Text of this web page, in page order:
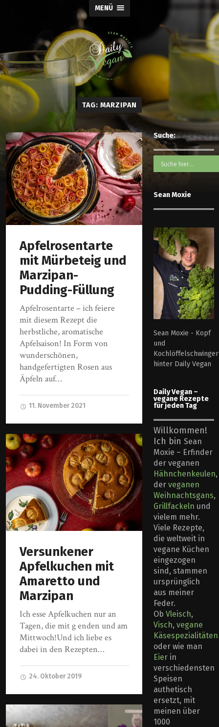
MENÜ
TAG: MARZIPAN
Apfelrosentarte
mit Mürbeteig und
Marzipan-
Pudding-Füllung
Apfelrosentarte – ich feiere
mit diesem Rezept die
herbstliche, aromatische
Apfelsaison! In Form von
wunderschönen,
handgefertigten Rosen aus
Äpfeln auf…
11. November 2021
Versunkener
Apfelkuchen mit
Amaretto und
Marzipan
Ich esse Apfelkuchen nur an
Tagen, die mit g enden und am
Mittwoch!Und ich liebe es
dabei in den Rezepten…
24. Oktober 2019
Suche:
Sean Moxie
Sean Moxie - Kopf
und
Kochlöffelschwinger
hinter Daily Vegan
Daily Vegan –
vegane Rezepte
für jeden Tag
Willkommen!
Ich bin Sean
Moxie – Erfinder
der veganen
Hähnchenkeulen,
der veganen
Weihnachtsgans,
Grillfackeln und
vielem mehr.
Viele Rezepte,
die weltweit in
vegane Küchen
eingezogen
sind, stammen
ursprünglich
aus meiner
Feder.
Ob Vleisch,
Visch, vegane
Käsespezialitäten
oder wie man
Eierin
verschiedensten
Speisen
authetisch
ersetzt, mit
meinen über
1000